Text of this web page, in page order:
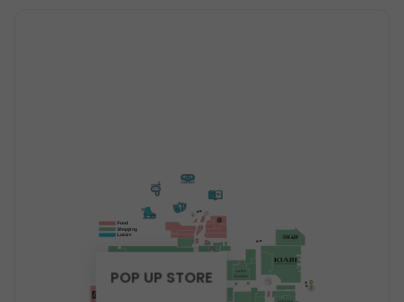
Food
Shopping
Loisirs
POP UP STORE